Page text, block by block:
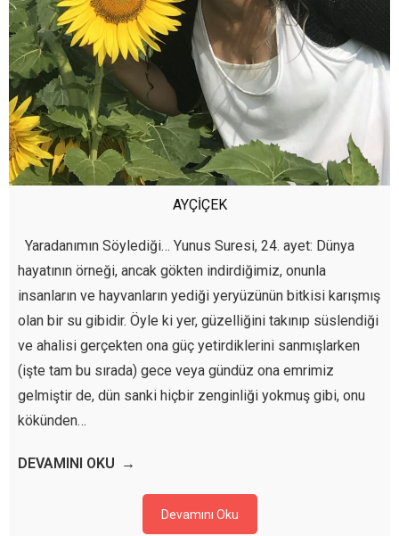
AYÇİÇEK
Yaradanımın Söylediği… Yunus Suresi, 24. ayet: Dünya
hayatının örneği, ancak gökten indirdiğimiz, onunla
insanların ve hayvanların yediği yeryüzünün bitkisi karışmış
olan bir su gibidir. Öyle ki yer, güzelliğini takınıp süslendiği
ve ahalisi gerçekten ona güç yetirdiklerini sanmışlarken
(işte tam bu sırada) gece veya gündüz ona emrimiz
gelmiştir de, dün sanki hiçbir zenginliği yokmuş gibi, onu
kökünden…
DEVAMINI OKU
Devamını Oku